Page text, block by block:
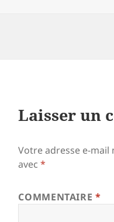
Laisser un
Votre adresse e-mail
avec*
COMMENTAIRE*